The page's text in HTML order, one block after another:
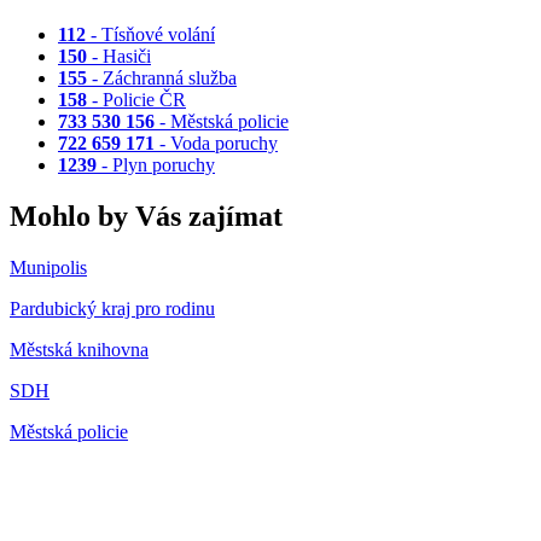
112 - Tísňové volání
150 - Hasiči
155 - Záchranná služba
158 - Policie ČR
733 530 156 - Městská policie
722 659 171 - Voda poruchy
1239 - Plyn poruchy
Mohlo by Vás zajímat
Munipolis
Pardubický kraj pro rodinu
Městská knihovna
SDH
Městská policie